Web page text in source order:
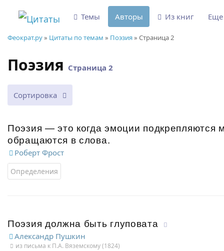
Феократ.ру» Цитаты по темам » Поэзия» Страница 2
Поэзия Страница 2
Сортировка
Поэзия — это когда эмоции
обращаются в слова.
Роберт Фрост
Определения
Поэзия должна быть глуповата
Александр Пушкин
из письма к П.А. Вяземскому (1824)
Темы Авторы Из книг